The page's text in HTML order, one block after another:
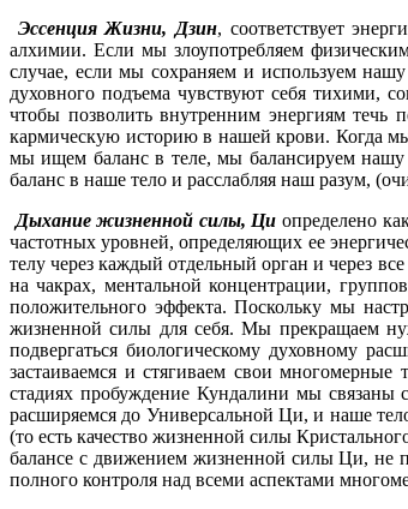
Эссенция Жизни, Дзин, соответствует
алхимии. Если мы злоупотребляем
случае, если мы сохраняем и используем
духовного подъема чувствуют себя тихими,
чтобы позволить внутренним энергиям течь
кармическую историю в нашей крови. Когда
мы ищем баланс в теле, мы балансируем нашу
баланс в наше тело и расслабляя наш разум,
Дыхание жизненной силы, Ци определено
частотных уровней, определяющих ее
телу через каждый отдельный орган и через
на чакрах, ментальной концентрации,
положительного эффекта. Поскольку мы
жизненной силы для себя. Мы прекращаем
подвергаться биологическому духовному
застаиваемся и стягиваем свои
стадиях пробуждение Кундалини мы
расширяемся до Универсальной Ци, и наше
(то есть качество жизненной силы
балансе с движением жизненной силы Ци, не
полного контроля над всеми аспектами